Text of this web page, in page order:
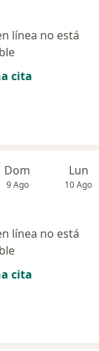
línea no está
cita
Dom
9 Ago
Lun
10 Ago
línea no está
cita